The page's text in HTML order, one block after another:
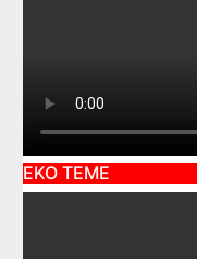
EKO TEME